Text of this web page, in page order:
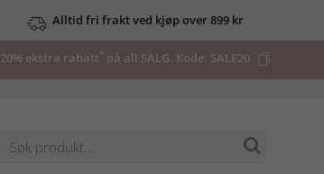
Alltid fri frakt ved kjøp over 899 kr
20% ekstra rabatt* på all SALG. Kode: SALE20